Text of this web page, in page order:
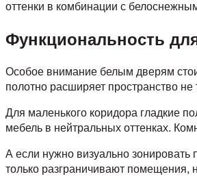
оттенки в комбинации с
Функциональность
Особое внимание белым дверям
полотно расширяет пространство
Для маленького коридора гладкие
мебель в нейтральных оттенках.
А если нужно визуально
только разграничивают помещения,